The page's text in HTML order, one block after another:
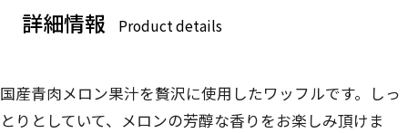
詳細情報 Product details
国産青肉メロン果汁を贅沢に使用したワッフルです。しっ
とりとしていて、メロンの芳醇な香りをお楽しみ頂けま